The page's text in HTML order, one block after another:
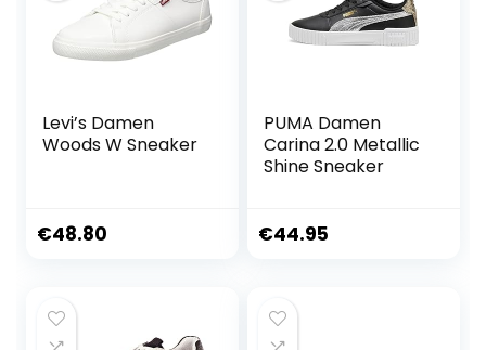
Levi’s Damen
Woods W Sneaker
€48.80
PUMA Damen
Carina 2.0 Metallic
Shine Sneaker
€44.95